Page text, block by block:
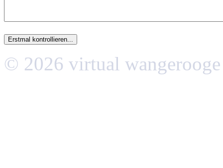
© 2026 virtual wangerooge